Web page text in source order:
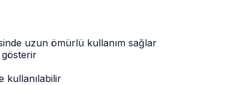
uzun ömürlü kullanım sağlar
gösterir
kullanılabilir